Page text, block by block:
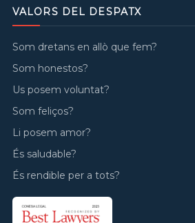
VALORS DEL DESPATX
Som dretans en allò que fem?
Som honestos?
Us posem voluntat?
Som feliços?
Li posem amor?
És saludable?
És rendible per a tots?